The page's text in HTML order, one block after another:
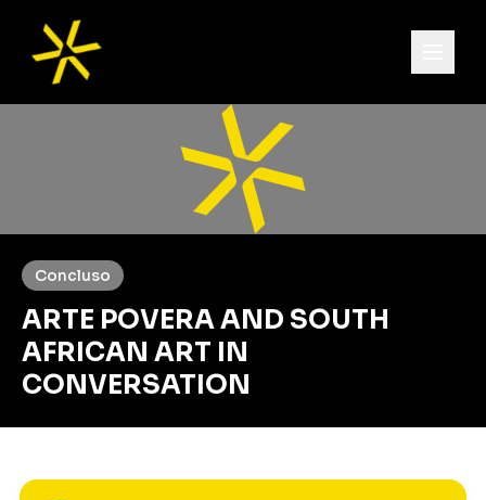
Concluso
ARTE POVERA AND SOUTH
AFRICAN ART IN
CONVERSATION